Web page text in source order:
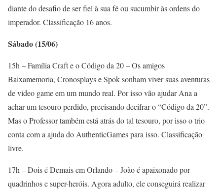
diante do desafio de ser fiel à sua fé ou sucumbir às ordens do
imperador. Classificação 16 anos.
Sábado (15/06)
15h – Família Craft e o Código da 20 – Os amigos
Baixamemoria, Cronosplays e Spok sonham viver suas aventuras
de vídeo game em um mundo real. Por isso vão ajudar Ana a
achar um tesouro perdido, precisando decifrar o “Código da 20”.
Mas o Professor também está atrás do tal tesouro, por isso o trio
conta com a ajuda do AuthenticGames para isso. Classificação
livre.
17h – Dois é Demais em Orlando – João é apaixonado por
quadrinhos e super-heróis. Agora adulto, ele conseguirá realizar